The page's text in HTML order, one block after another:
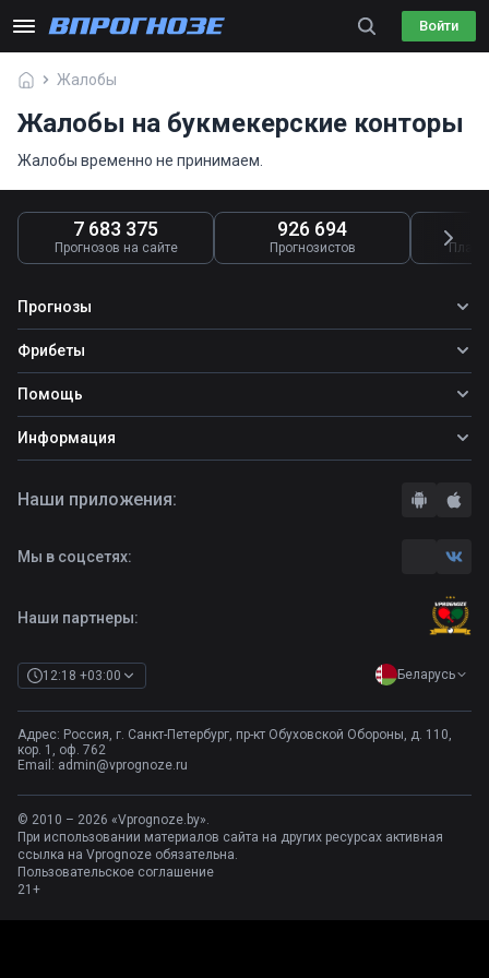
Войти
Жалобы
Жалобы на букмекерские конторы
Жалобы временно не принимаем.
7 683 375
Прогнозов на сайте
926 694
Прогнозистов
Прогнозы
Все прогнозы
Топ ставок
Прогнозы на футбол
Фрибеты
Фрибеты
Помощь
Школа ставок
Вопросы и ответы
Информация
Правила
Контакты
Наши партнеры:
12:18 +03:00 Беларусь
Адрес: Россия, г. Санкт-Петербург, пр-кт Обуховской Обороны, д. 110,
кор. 1, оф. 762
Email: admin@vprognoze.ru
Наши приложения:
Мы в соцсетях:
© 2010 – 2026 «Vprognoze.by».
При использовании материалов сайта на других ресурсах активная
ссылка на Vprognoze обязательна.
Пользовательское соглашение
21+